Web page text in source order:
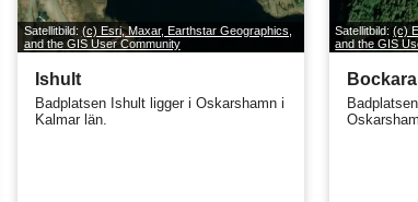
Satellitbild: (c) Esri, Maxar, Earthstar Geographics,
and the GIS User Community
Ishult
Badplatsen Ishult ligger i Oskarshamn i
Kalmar län.
Satellitbild:(c)
and the GIS
Bockara